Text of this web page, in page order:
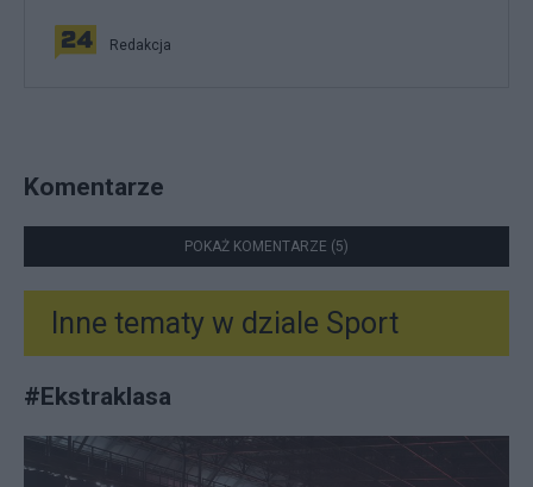
Redakcja
Komentarze
POKAŻ KOMENTARZE (5)
Inne tematy w dziale Sport
#Ekstraklasa